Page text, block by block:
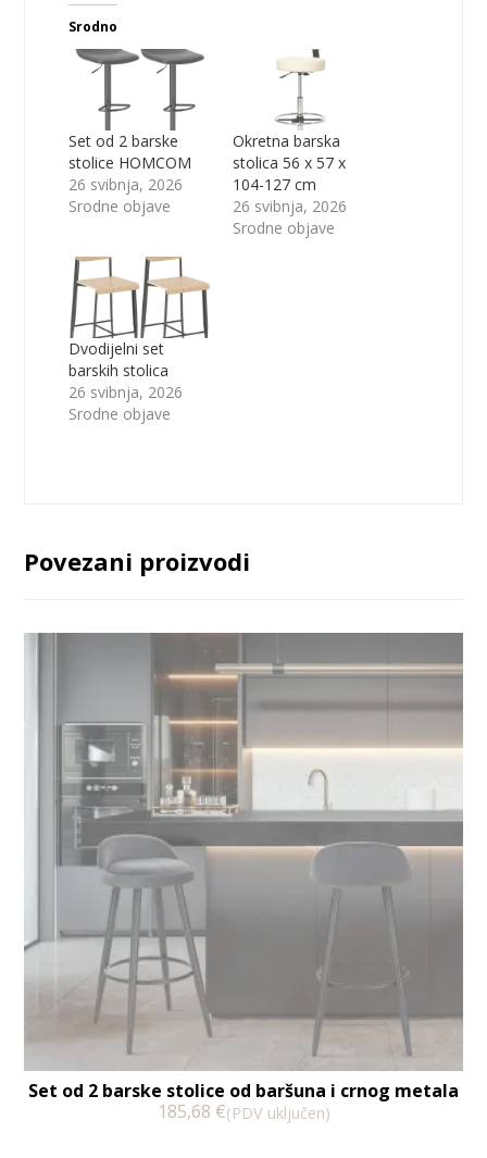
Srodno
Set od 2 barske
stolice HOMCOM
26 svibnja, 2026
Srodne objave
Okretna barska
stolica 56 x 57 x
104-127 cm
26 svibnja, 2026
Srodne objave
Dvodijelni set
barskih stolica
26 svibnja, 2026
Srodne objave
Povezani proizvodi
Set od 2 barske stolice od baršuna i crnog metala
185,68 €(PDV uključen)